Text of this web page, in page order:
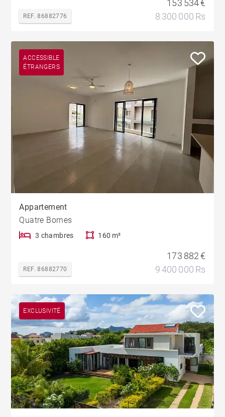
REF. 86882776
153 534 €
8 300 000 Rs
ACCESSIBLE
ÉTRANGERS
Appartement
Quatre Bornes
3 chambres 160 m²
REF. 86882770
173 882 €
9 400 000 Rs
EXCLUSIVITÉ